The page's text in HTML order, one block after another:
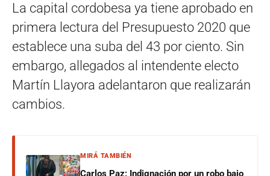
La capital cordobesa ya tiene aprobado en
primera lectura del Presupuesto 2020 que
establece una suba del 43 por ciento. Sin
embargo, allegados al intendente electo
Martín Llayora adelantaron que realizarán
cambios.
MIRÁ TAMBIÉN
Carlos Paz: Indignación por un robo bajo